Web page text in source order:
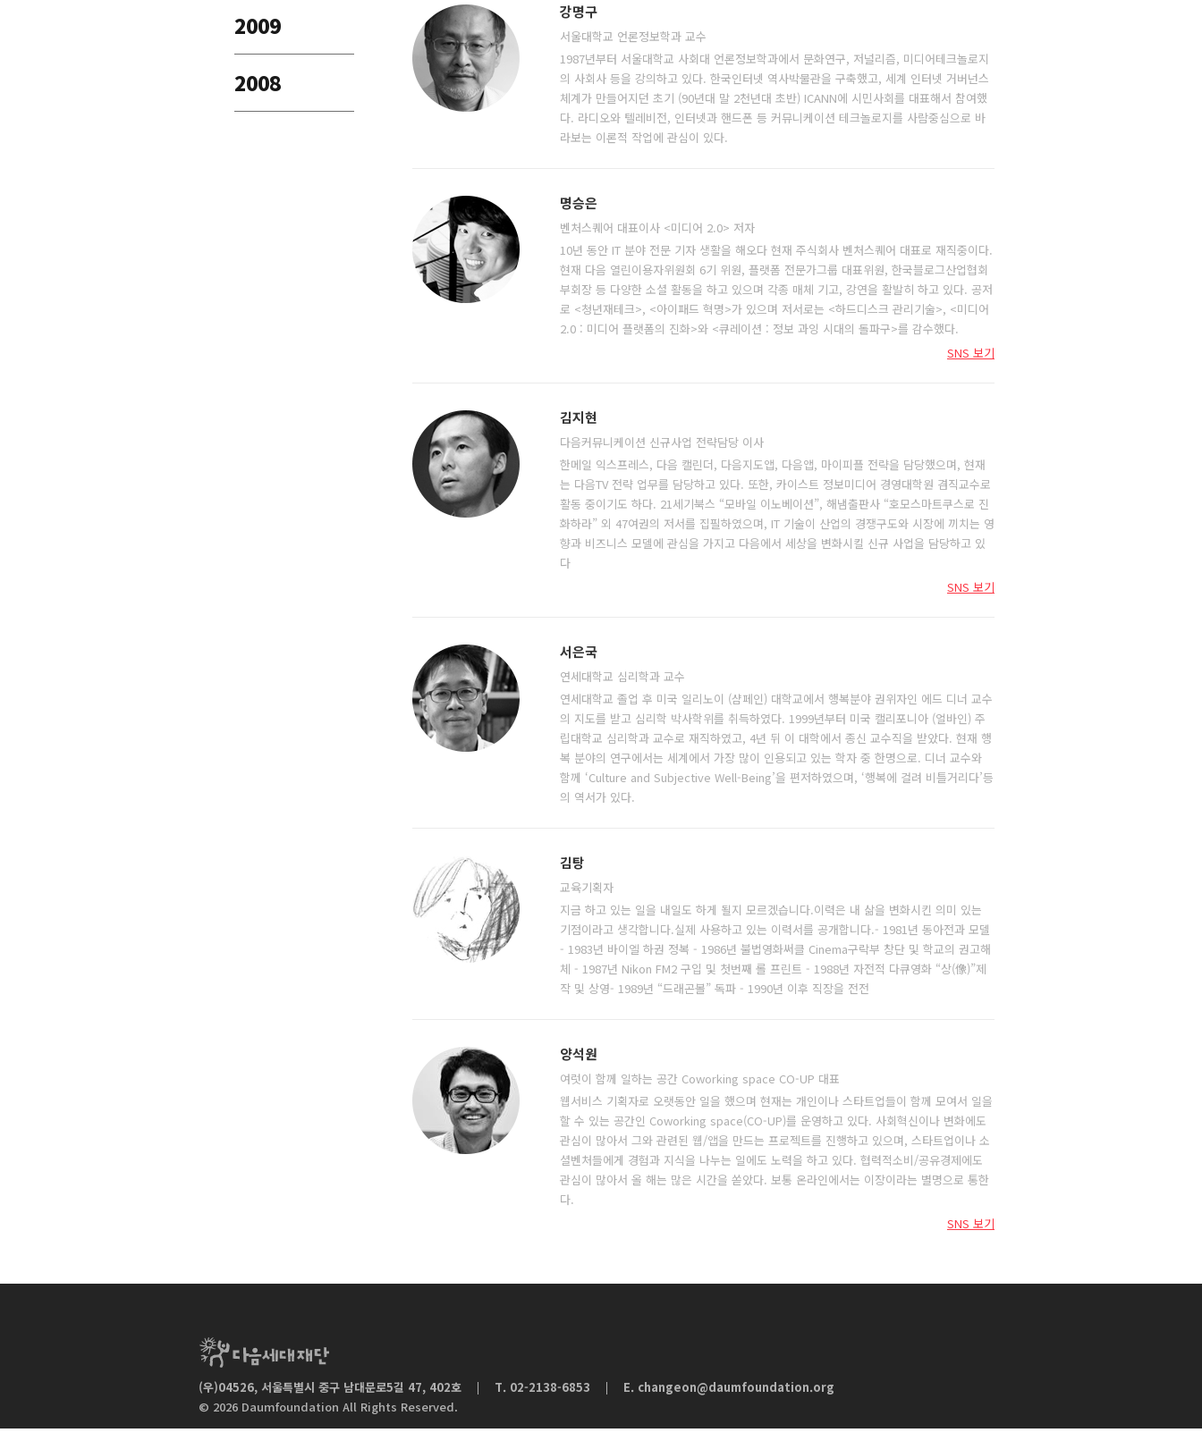
2009
2008
강명구
서울대학교 언론정보학과 교수
1987년부터 서울대학교 사회대 언론정보학과에서 문화연구, 저널리즘, 미디어테크놀로지
의 사회사 등을 강의하고 있다. 한국인터넷 역사박물관을 구축했고, 세계 인터넷 거버넌스
체계가 만들어지던 초기 (90년대 말 2천년대 초반) ICANN에 시민사회를 대표해서 참여했
다. 라디오와 텔레비전, 인터넷과 핸드폰 등 커뮤니케이션 테크놀로지를 사람중심으로 바
라보는 이론적 작업에 관심이 있다.
명승은
벤처스퀘어 대표이사 <미디어 2.0> 저자
10년 동안 IT 분야 전문 기자 생활을 해오다 현재 주식회사 벤처스퀘어 대표로 재직중이다.
현재 다음 열린이용자위원회 6기 위원, 플랫폼 전문가그룹 대표위원, 한국블로그산업협회
부회장 등 다양한 소셜 활동을 하고 있으며 각종 매체 기고, 강연을 활발히 하고 있다. 공저
로 <청년재테크>, <아이패드 혁명>가 있으며 저서로는 <하드디스크 관리기술>, <미디어
2.0 : 미디어 플랫폼의 진화>와 <큐레이션 : 정보 과잉 시대의 돌파구>를 감수했다.
SNS 보기
김지현
다음커뮤니케이션 신규사업 전략담당 이사
한메일 익스프레스, 다음 캘린더, 다음지도앱, 다음앱, 마이피플 전략을 담당했으며, 현재
는 다음TV 전략 업무를 담당하고 있다. 또한, 카이스트 정보미디어 경영대학원 겸직교수로
활동 중이기도 하다. 21세기북스 “모바일 이노베이션”, 해냄출판사 “호모스마트쿠스로 진
화하라” 외 47여권의 저서를 집필하였으며, IT 기술이 산업의 경쟁구도와 시장에 끼치는 영
향과 비즈니스 모델에 관심을 가지고 다음에서 세상을 변화시킬 신규 사업을 담당하고 있
다
SNS 보기
서은국
연세대학교 심리학과 교수
연세대학교 졸업 후 미국 일리노이 (샴페인) 대학교에서 행복분야 권위자인 에드 디너 교수
의 지도를 받고 심리학 박사학위를 취득하였다. 1999년부터 미국 캘리포니아 (얼바인) 주
립대학교 심리학과 교수로 재직하였고, 4년 뒤 이 대학에서 종신 교수직을 받았다. 현재 행
복 분야의 연구에서는 세계에서 가장 많이 인용되고 있는 학자 중 한명으로. 디너 교수와
함께 ‘Culture and Subjective Well-Being’을 편저하였으며, ‘행복에 걸려 비틀거리다’등
의 역서가 있다.
김탕
교육기획자
지금 하고 있는 일을 내일도 하게 될지 모르겠습니다.이력은 내 삶을 변화시킨 의미 있는
기점이라고 생각합니다.실제 사용하고 있는 이력서를 공개합니다.- 1981년 동아전과 모델
- 1983년 바이엘 하권 정복 - 1986년 불법영화써클 Cinema구락부 창단 및 학교의 권고해
체 - 1987년 Nikon FM2 구입 및 첫번째 롤 프린트 - 1988년 자전적 다큐영화 “상(像)”제
작 및 상영- 1989년 “드래곤볼” 독파 - 1990년 이후 직장을 전전
양석원
여럿이 함께 일하는 공간 Coworking space CO-UP 대표
웹서비스 기획자로 오랫동안 일을 했으며 현재는 개인이나 스타트업들이 함께 모여서 일을
할 수 있는 공간인 Coworking space(CO-UP)를 운영하고 있다. 사회혁신이나 변화에도
관심이 많아서 그와 관련된 웹/앱을 만드는 프로젝트를 진행하고 있으며, 스타트업이나 소
셜벤처들에게 경험과 지식을 나누는 일에도 노력을 하고 있다. 협력적소비/공유경제에도
관심이 많아서 올 해는 많은 시간을 쏟았다. 보통 온라인에서는 이장이라는 별명으로 통한
다.
SNS 보기
(우)04526, 서울특별시 중구 남대문로5길 47, 402호
| T. 02-2138-6853
| E. changeon@daumfoundation.org
© 2026 Daumfoundation All Rights Reserved.